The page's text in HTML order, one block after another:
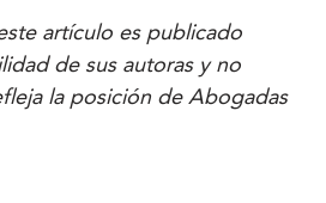
artículo es publicado
de sus autoras y no
la posición de Abogadas